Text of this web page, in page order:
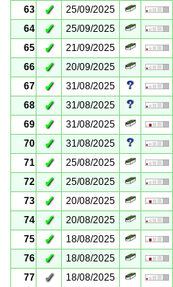
63
✓ 25/09/2025
64
✓ 25/09/2025
65
✓ 21/09/2025
66
✓ 20/09/2025
67
✓ 31/08/2025
68
✓ 31/08/2025
69
✓ 31/08/2025
70
✓ 31/08/2025
71
✓ 25/08/2025
72
✓ 25/08/2025
73
✓ 20/08/2025
74
✓ 20/08/2025
75
✓ 18/08/2025
76
✓ 18/08/2025
77
✓ 18/08/2025